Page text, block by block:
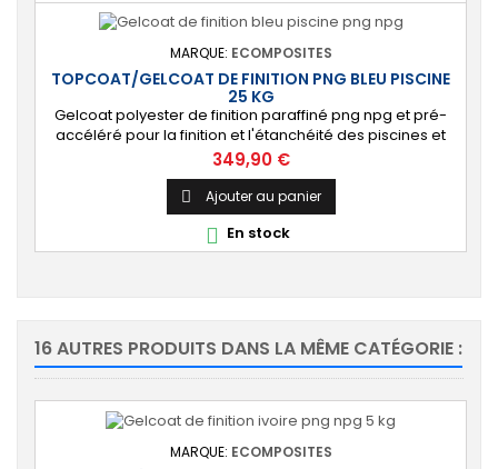
MARQUE: ECOMPOSITES
TOPCOAT/GELCOAT DE FINITION PNG BLEU PISCINE
25 KG
Gelcoat polyester de finition paraffiné png npg et pré-
accéléré pour la finition et l'étanchéité des piscines et
bassins. [Finition] : Fournit une couche extérieure lisse
brillante qualité immersion. [Étanche] : Étanchéifie votre
stratification résine et fibre de verre. Livré avec son
catalyseur PMEC 50 cl
Prix
349,90 €
 Ajouter au panier
 En stock
16 AUTRES PRODUITS DANS LA MÊME CATÉGORIE :
MARQUE: ECOMPOSITES